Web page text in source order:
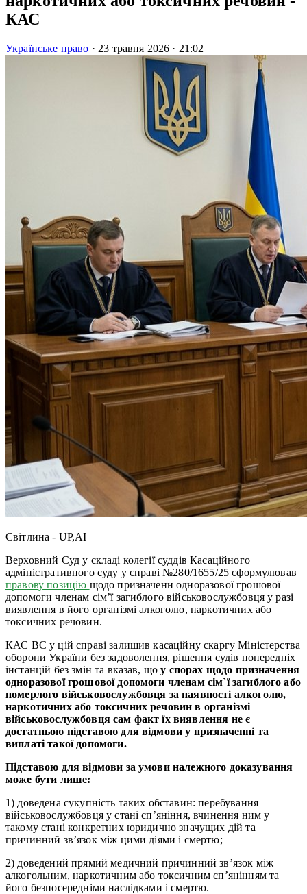
КАС
Українське право · 23 травня 2026 · 21:02
Світлина - UP,AI
Верховний Суд у складі колегії суддів Касаційного
адміністративного суду у справі №280/1655/25 сформулював
правову позицію щодо призначенн одноразової грошової
допомоги членам сім’ї загиблого військовослужбовця у разі
виявлення в його організмі алкоголю, наркотичних або
токсичних речовин.
КАС ВС у цій справі залишив касаційну скаргу Міністерства
оборони України без задоволення, рішення судів попередніх
інстанцій без змін та вказав, щоу спорах щодо призначення
одноразової грошової допомоги членам сім`ї загиблого або
померлого військовослужбовця за наявності алкоголю,
наркотичних або токсичних речовин в організмі
військовослужбовця сам факт їх виявлення не є
достатньою підставою для відмови у призначенні та
виплаті такої допомоги.
Підставою для відмови за умови належного доказування
може бути лише:
1) доведена сукупність таких обставин: перебування
військовослужбовця у стані cп’яніння, вчинення ним у
такому стані конкретних юридично значущих дій та
причинний зв’язок між цими діями і смертю;
2) доведений прямий медичний причинний зв’язок між
алкогольним, наркотичним або токсичним сп’янінням та
його безпосередніми наслідками і смертю.